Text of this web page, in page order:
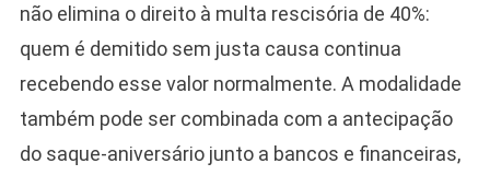
não elimina o direito à multa rescisória de 40%:
quem é demitido sem justa causa continua
recebendo esse valor normalmente. A modalidade
também pode ser combinada com a antecipação
do saque-aniversário junto a bancos e financeiras,